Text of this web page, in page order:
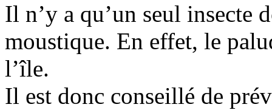
Il n’y a qu’un seul insecte
moustique. En effet, le
l’île.
Il est donc conseillé de